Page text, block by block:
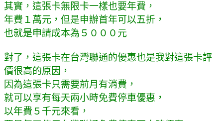
其實，這張卡無限卡一樣也要年費，
年費１萬元，但是申辦首年可以五折，
也就是申請成本為５０００元
對了，這張卡在台灣聯通的優惠也是我對這張卡評
價很高的原因，
因為這張卡只需要前月有消費，
就可以享有每天兩小時免費停車優惠，
以年費５千元來看，